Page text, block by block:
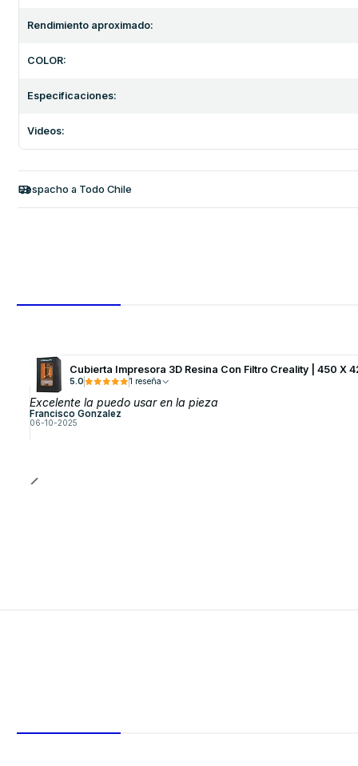
Rendimiento aproximado:
COLOR:
Especificaciones:
Videos:
Despacho a Todo Chile
Cubierta Impresora 3D Resina Con Filtro Creality | 450 X
5.0 1 reseña
Excelente la puedo usar en la pieza
Francisco Gonzalez
06-10-2025